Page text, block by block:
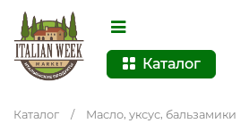
Каталог
Каталог / Масло, уксус, бальзамики